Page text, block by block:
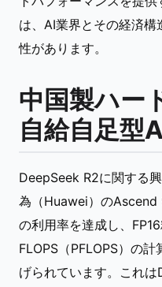
は、AI業界とその経済
性があります。
中国製ハー
自給自足型
DeepSeek R2に関する
為（Huawei）のAscend
の利用率を達成し、
FLOPS（PFLOPS）の
げられています。これ